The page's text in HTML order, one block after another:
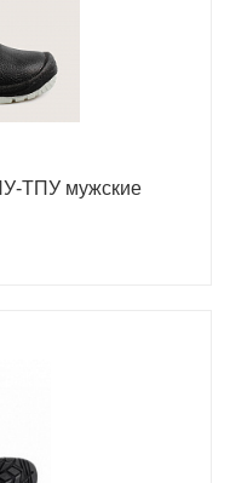
ТПУ мужские